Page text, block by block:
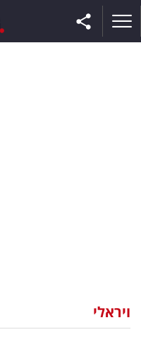
וצרכנות
ויראלי